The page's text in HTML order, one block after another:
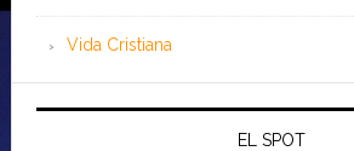
Vida Cristiana
EL SPOT